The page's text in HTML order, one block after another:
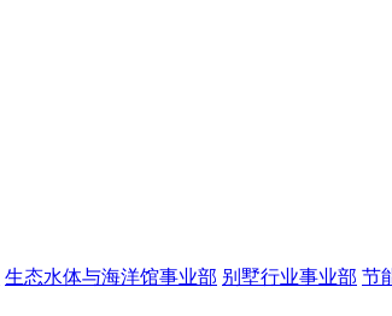
生态水体与海洋馆事业部 别墅行业事业部 节